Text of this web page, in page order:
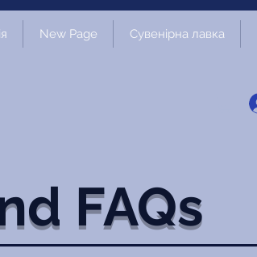
New Page Сувенірна лавка
FAQs